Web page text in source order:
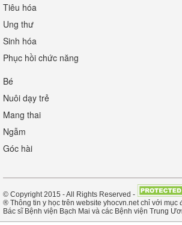
Tiêu hóa
Ung thư
Sinh hóa
Phục hồi chức năng
Bé
Nuôi dạy trẻ
Mang thai
Ngẫm
Góc hài
© Copyright 2015 - All Rights Reserved -
® Thông tin y học trên website yhocvn.net chỉ với mục
Bác sĩ Bệnh viện Bạch Mai và các Bệnh viện Trung